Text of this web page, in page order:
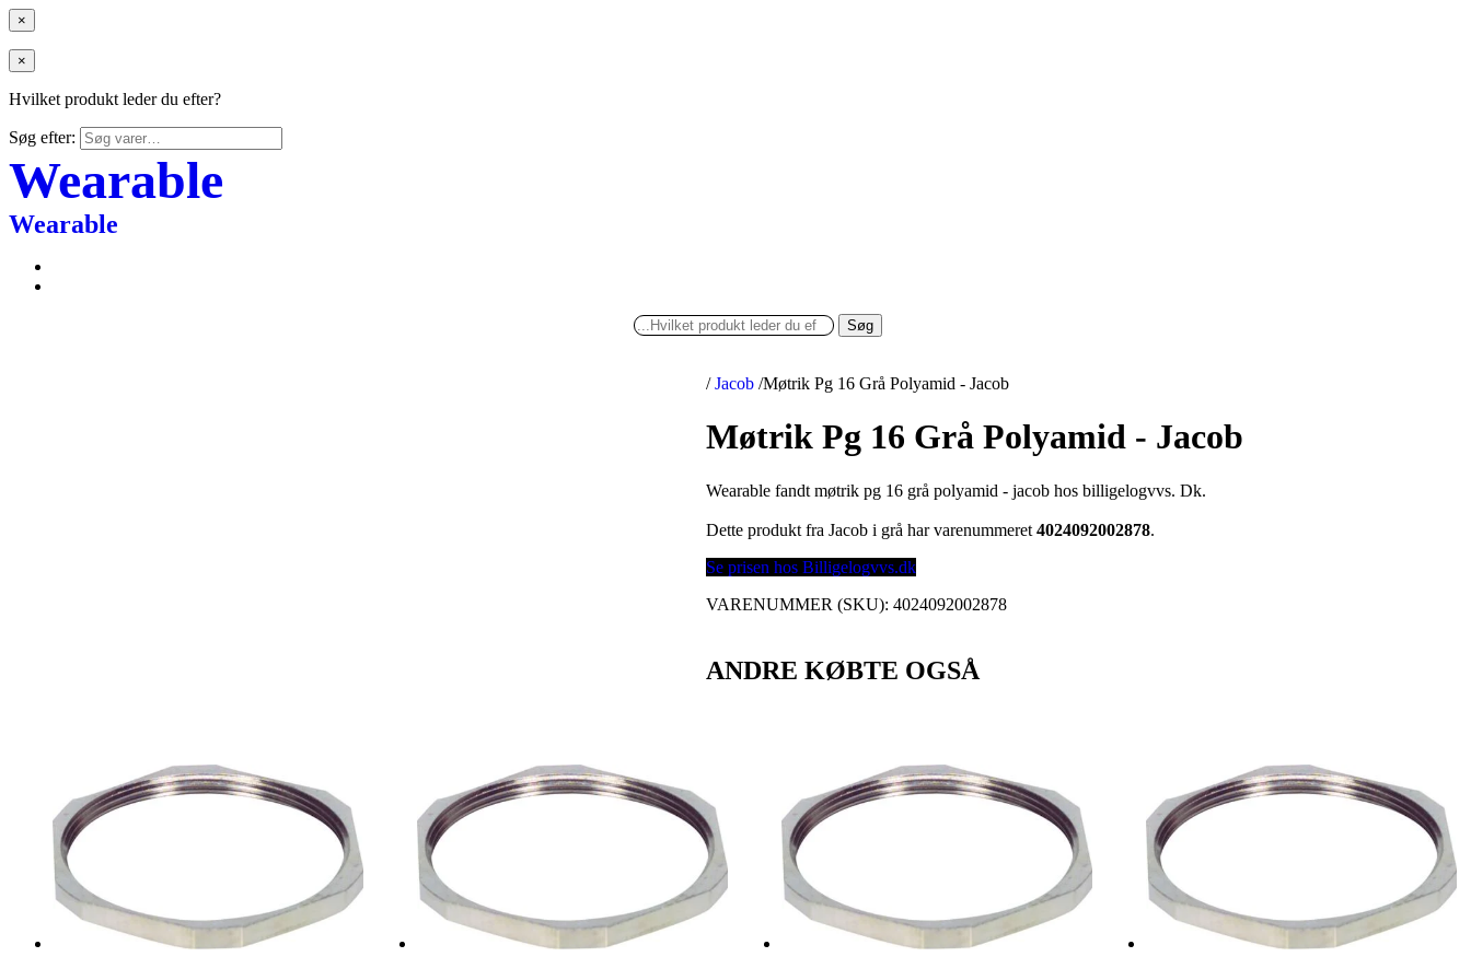
×
×
Hvilket produkt leder du efter?
Søg efter:
Wearable
Wearable
Søg
/ Jacob /Møtrik Pg 16 Grå Polyamid - Jacob
Møtrik Pg 16 Grå Polyamid - Jacob
Wearable fandt møtrik pg 16 grå polyamid - jacob hos billigelogvvs. Dk.
Dette produkt fra Jacob i grå har varenummeret4024092002878.
Se prisen hos Billigelogvvs.dk
VARENUMMER (SKU):4024092002878
ANDRE KØBTE OGSÅ